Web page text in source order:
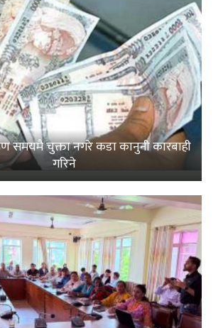
समयमै चुक्ता नगरे कडा कानुनी कारबाही
गरिने